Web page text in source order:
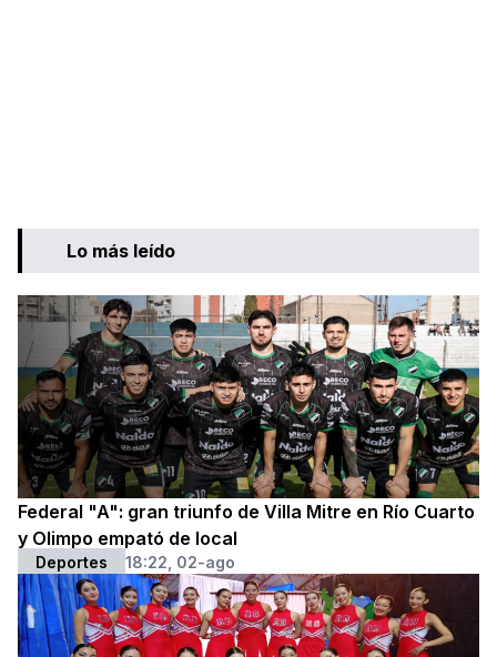
Lo más leído
Federal "A": gran triunfo de Villa Mitre en Río Cuarto
y Olimpo empató de local
Deportes 18:22, 02-ago